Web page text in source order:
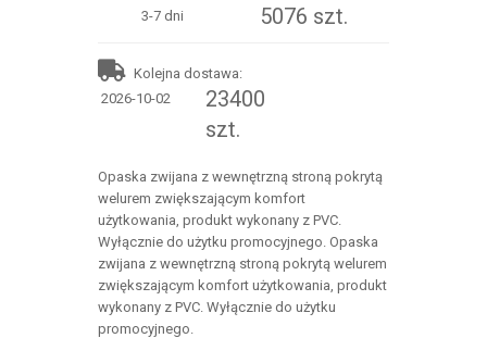
3-7 dni 5076 szt.
Kolejna dostawa:
2026-10-02
23400
szt.
Opaska zwijana z wewnętrzną stroną pokrytą
welurem zwiększającym komfort
użytkowania, produkt wykonany z PVC.
Wyłącznie do użytku promocyjnego. Opaska
zwijana z wewnętrzną stroną pokrytą welurem
zwiększającym komfort użytkowania, produkt
wykonany z PVC. Wyłącznie do użytku
promocyjnego.